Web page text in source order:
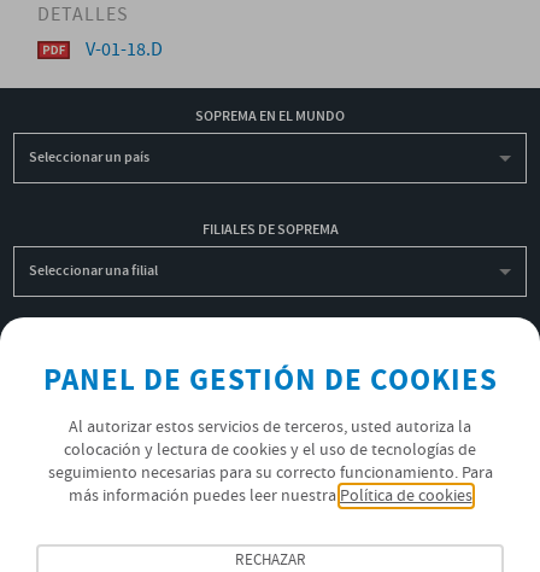
DETALLES
V-01-18.D
SOPREMA EN EL MUNDO
Seleccionar un país
FILIALES DE SOPREMA
Seleccionar una filial
OK
POLÍTICA DE PRIVACIDAD
ÚNETE AL EQUIPO SOPREMA
PANEL DE GESTIÓN DE COOKIES
Al autorizar estos servicios de terceros, usted autoriza la
colocación y lectura de cookies y el uso de tecnologías de
seguimiento necesarias para su correcto funcionamiento. Para
más información puedes leer nuestra Política de cookies
RECHAZAR